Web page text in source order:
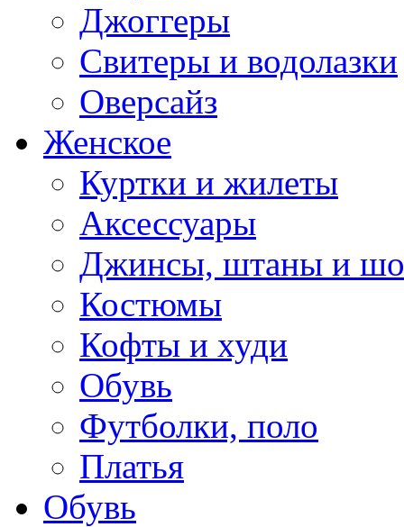
Джоггеры
Свитеры и водолазки
Оверсайз
Женское
Куртки и жилеты
Аксессуары
Джинсы, штаны и
Костюмы
Кофты и худи
Обувь
Футболки, поло
Платья
Обувь